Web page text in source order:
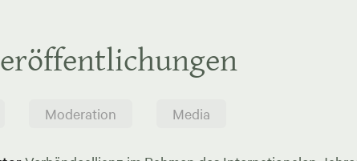
Moderation Media